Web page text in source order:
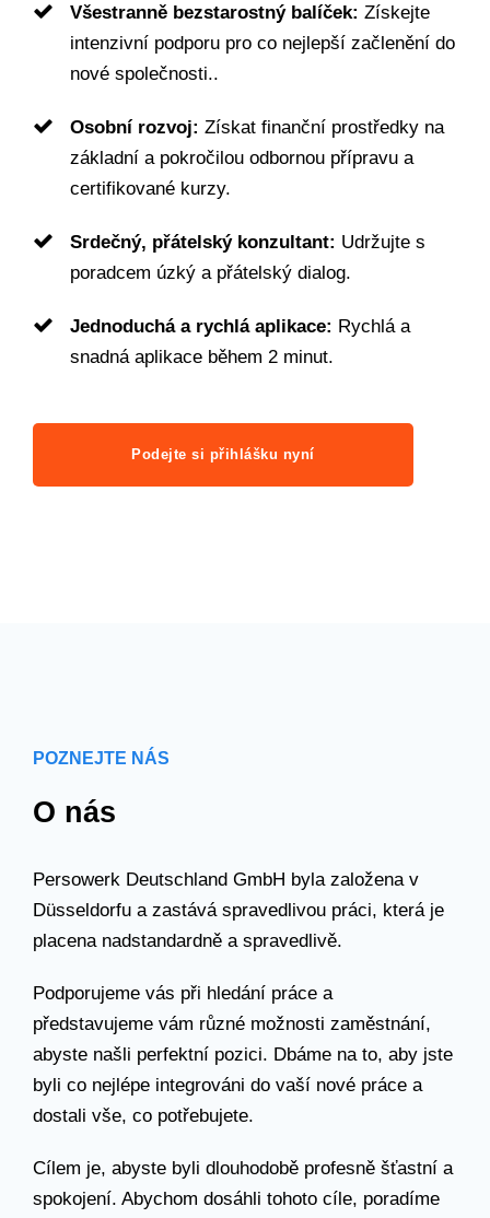
Všestranně bezstarostný balíček: Získejte
intenzivní podporu pro co nejlepší začlenění do
nové společnosti..
Osobní rozvoj: Získat finanční prostředky na
základní a pokročilou odbornou přípravu a
certifikované kurzy.
Srdečný, přátelský konzultant: Udržujte s
poradcem úzký a přátelský dialog.
Jednoduchá a rychlá aplikace: Rychlá a
snadná aplikace během 2 minut.
Podejte si přihlášku nyní
POZNEJTE NÁS
O nás
Persowerk Deutschland GmbH byla založena v
Düsseldorfu a zastává spravedlivou práci, která je
placena nadstandardně a spravedlivě.
Podporujeme vás při hledání práce a
představujeme vám různé možnosti zaměstnání,
abyste našli perfektní pozici. Dbáme na to, aby jste
byli co nejlépe integrováni do vaší nové práce a
dostali vše, co potřebujete.
Cílem je, abyste byli dlouhodobě profesně šťastní a
spokojení. Abychom dosáhli tohoto cíle, poradíme